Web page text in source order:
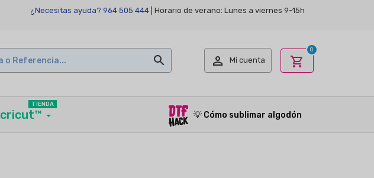
¿Necesitas ayuda? 964 505 444 | Horario de verano: Lunes a viernes 9-15h
  Mi cuenta shopping_cart
0
cricut™
TIENDA
💡 Cómo sublimar algodón